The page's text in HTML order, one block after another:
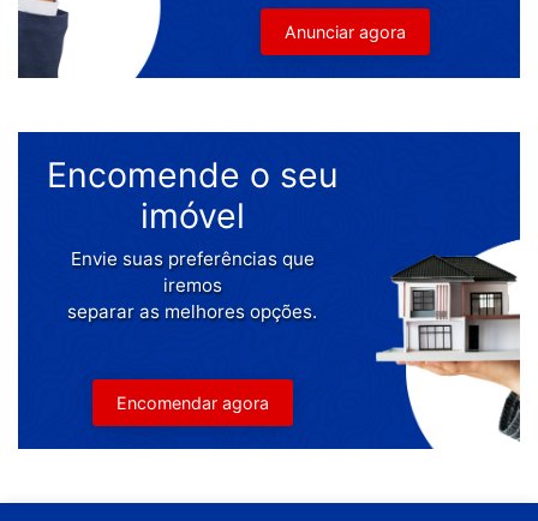
Anunciar agora
Encomende o seu
imóvel
Envie suas preferências que
iremos
separar as melhores opções.
Encomendar agora